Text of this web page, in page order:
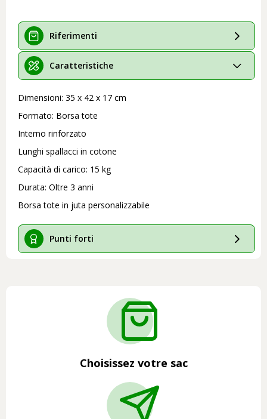
Riferimenti
Caratteristiche
Dimensioni: 35 x 42 x 17 cm
Formato: Borsa tote
Interno rinforzato
Lunghi spallacci in cotone
Capacità di carico: 15 kg
Durata: Oltre 3 anni
Borsa tote in juta personalizzabile
Punti forti
Choisissez votre sac